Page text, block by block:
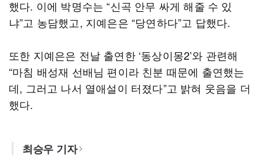
했다. 이에 박명수는 “신곡 안무 싸게 해줄 수 있
냐”고 농담했고, 지예은은 “당연하다”고 답했다.
또한 지예은은 전날 출연한 ‘동상이몽2’와 관련해
“마침 배성재 선배님 편이라 친분 때문에 출연했는
데, 그러고 나서 열애설이 터졌다”고 밝혀 웃음을 더
했다.
최승우 기자